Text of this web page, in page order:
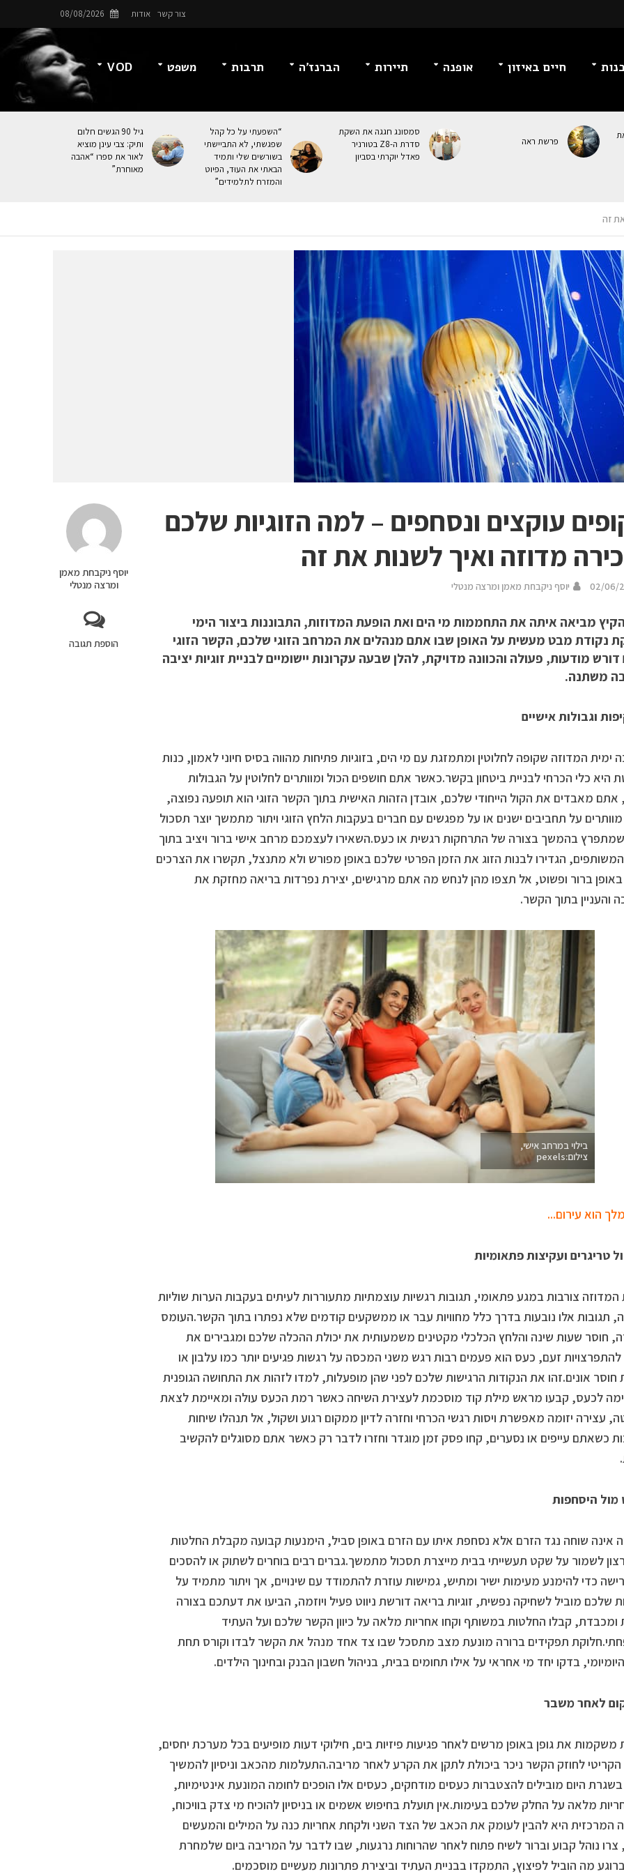
צור קשר אודות 08/08/2026
חיים באיזון אופנה תיירות הברנז’ה תרבות משפט VOD
פרשת ראה
סמסונג חגגה את השקת
סדרת ה-Z8 בטורניר
פאדל יוקרתי בסביון
“השפעתי על כל קהל
שפגשתי, לא התביישתי
בשורשים שלי ותמיד
הבאתי את העוּד, הפיוט
והמזרח לתלמידים”
גיל 90 הגשים חלום
ותיק: צבי עינן מוציא
לאור את ספרו “אהבה
מאוחרת”
זה
יוסף ניקבחת מאמן
ומרצה מנטלי
הוספת תגובה
עוקצים ונסחפים – למה הזוגיות שלכם
מדוזה ואיך לשנות את זה
02/06/ יוסף ניקבחת מאמן ומרצה מנטלי
מביאה איתה את התחממות מי הים ואת הופעת המדוזות, התבוננות ביצור הימי
נקודת מבט מעשית על האופן שבו אתם מנהלים את המרחב הזוגי שלכם, הקשר הזוגי
מודעות, פעולה והכוונה מדויקת, להלן שבעה עקרונות יישומיים לבניית זוגיות יציבה
משתנה.
וגבולות אישיים
ימית המדוזה שקופה לחלוטין ומתמזגת עם מי הים, בזוגיות פתיחות מהווה בסיס חיוני לאמון, כנות
היא כלי הכרחי לבניית ביטחון בקשר.כאשר אתם חושפים הכול ומוותרים לחלוטין על הגבולות
מאבדים את הקול הייחודי שלכם, אובדן הזהות האישית בתוך הקשר הזוגי הוא תופעה נפוצה,
על תחביבים ישנים או על מפגשים עם חברים בעקבות הלחץ הזוגי ויתור מתמשך יוצר תסכול
שמתפרץ בהמשך בצורה של התרחקות רגשית או כעס.השאירו לעצמכם מרחב אישי ברור ויציב בתוך
המשותפים, הגדירו לבנות הזוג את הזמן הפרטי שלכם באופן מפורש ולא מתנצל, תקשרו את הצרכים
ברור ופשוט, אל תצפו מהן לנחש מה אתם מרגישים, יצירת נפרדות בריאה מחזקת את
והעניין בתוך הקשר.
בילוי במרחב אישי,
צילום:pexels
הוא עירום...
טריגרים ועקיצות פתאומיות
המדוזה צורבות במגע פתאומי, תגובות רגשיות עוצמתיות מתעוררות לעיתים בעקבות הערות שוליות
תגובות אלו נובעות בדרך כלל מחוויות עבר או ממשקעים קודמים שלא נפתרו בתוך הקשר.העומס
חוסר שעות שינה והלחץ הכלכלי מקטינים משמעותית את יכולת ההכלה שלכם ומגבירים את
להתפרצויות זעם, כעס הוא פעמים רבות רגש משני המכסה על רגשות פגיעים יותר כמו עלבון או
חוסר אונים.זהו את הנקודות הרגישות שלכם לפני שהן מופעלות, למדו לזהות את התחושה הגופנית
לכעס, קבעו מראש מילת קוד מוסכמת לעצירת השיחה כאשר רמת הכעס עולה ומאיימת לצאת
עצירה יזומה מאפשרת ויסות רגשי הכרחי וחזרה לדיון ממקום רגוע ושקול, אל תנהלו שיחות
כשאתם עייפים או נסערים, קחו פסק זמן מוגדר וחזרו לדבר רק כאשר אתם מסוגלים להקשיב
מול היסחפות
אינה שוחה נגד הזרם אלא נסחפת איתו עם הזרם באופן סביל, הימנעות קבועה מקבלת החלטות
לשמור על שקט תעשייתי בבית מייצרת תסכול מתמשך.גברים רבים בוחרים לשתוק או להסכים
כדי להימנע מעימות ישיר ומתיש, גמישות עוזרת להתמודד עם שינויים, אך ויתור מתמיד על
שלכם מוביל לשחיקה נפשית, זוגיות בריאה דורשת ניווט פעיל ויוזמה, הביעו את דעתכם בצורה
ומכבדת, קבלו החלטות במשותף וקחו אחריות מלאה על כיוון הקשר שלכם ועל העתיד
תפקידים ברורה מונעת מצב מתסכל שבו צד אחד מנהל את הקשר לבדו וקורס תחת
בדקו יחד מי אחראי על אילו תחומים בבית, בניהול חשבון הבנק ובחינוך הילדים.
לאחר משבר
משקמות את גופן באופן מרשים לאחר פגיעות פיזיות בים, חילוקי דעות מופיעים בכל מערכת יחסים,
לחוזק הקשר ניכר ביכולת לתקן את הקרע לאחר מריבה.התעלמות מהכאב וניסיון להמשיך
היום מובילים להצטברות כעסים מודחקים, כעסים אלו הופכים לחומה המונעת אינטימיות,
מלאה על החלק שלכם בעימות.אין תועלת בחיפוש אשמים או בניסיון להוכיח מי צדק בוויכוח,
המרכזית היא להבין לעומק את הכאב של הצד השני ולקחת אחריות כנה על המילים והמעשים
נוהל קבוע וברור לשיח פתוח לאחר שהרוחות נרגעות, שבו לדבר על המריבה ביום שלמחרת
מה הוביל לפיצוץ, התמקדו בבניית העתיד וביצירת פתרונות מעשיים מוסכמים.